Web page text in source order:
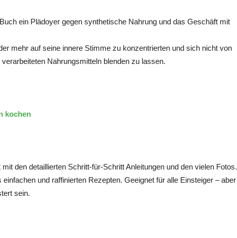
ein Plädoyer gegen synthetische Nahrung und das Geschäft mit
mehr auf seine innere Stimme zu konzentrierten und sich nicht von
Nahrungsmitteln blenden zu lassen.
kochen
den detaillierten Schritt-für-Schritt Anleitungen und den vielen Fotos.
und raffinierten Rezepten. Geeignet für alle Einsteiger – aber
sein.